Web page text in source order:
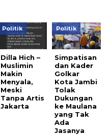
Politik
Dilla Hich –
Muslimin
Makin
Menyala,
Meski
Tanpa Artis
Jakarta
Politik
Simpatisan
dan Kader
Golkar
Kota Jambi
Tolak
Dukungan
ke Maulana
yang Tak
Ada
Jasanya